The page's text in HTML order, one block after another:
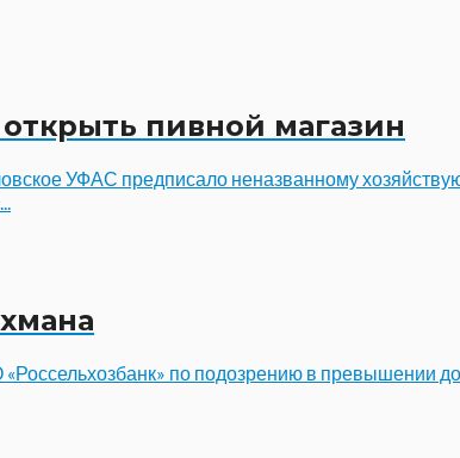
пивной магазин
УФАС предписало неназванному
по подозрению в превышении